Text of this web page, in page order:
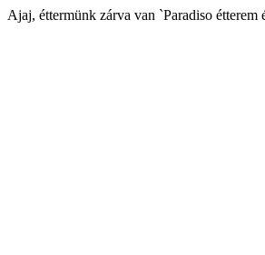
Ajaj, éttermünk zárva van `Paradiso